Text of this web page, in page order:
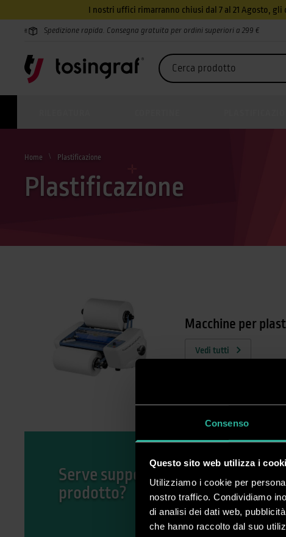
Consenso
Questo sito web utilizza i
Utilizziamo i cookie per
nostro traffico. Condividiamo
di analisi dei dati web,
che hanno raccolto dal suo
I nostri uffici rimarranno chiusi dal 7 al 21 Agosto,
Spedizione rapida. Consegna gratuita per ordini superiori a 299 €
Home Plastificazione
Plastificazione
Macchine per
Vedi tutti
Serve supporto per il tuo
prodotto?